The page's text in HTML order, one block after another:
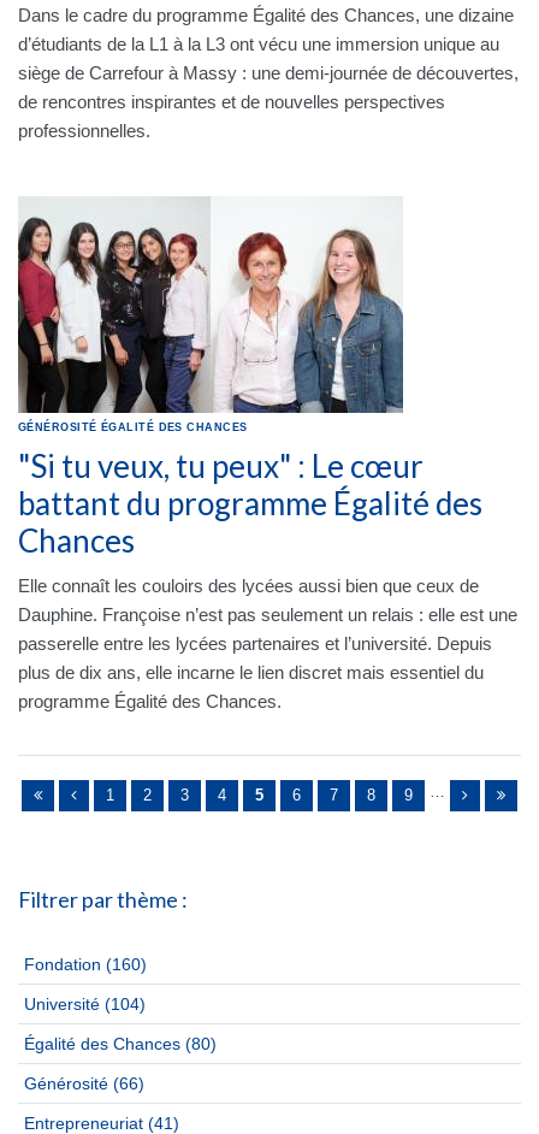
Dans le cadre du programme Égalité des Chances, une dizaine
d’étudiants de la L1 à la L3 ont vécu une immersion unique au
siège de Carrefour à Massy : une demi-journée de découvertes,
de rencontres inspirantes et de nouvelles perspectives
professionnelles.
GÉNÉROSITÉ ÉGALITÉ DES CHANCES
"Si tu veux, tu peux" : Le cœur
battant du programme Égalité des
Chances
Elle connaît les couloirs des lycées aussi bien que ceux de
Dauphine. Françoise n’est pas seulement un relais : elle est une
passerelle entre les lycées partenaires et l’université. Depuis
plus de dix ans, elle incarne le lien discret mais essentiel du
programme Égalité des Chances.
Pages 1 2 3 4 5 6 7 8 9 …
Filtrer par thème :
Fondation (160)
Université (104)
Égalité des Chances (80)
Générosité (66)
Entrepreneuriat (41)